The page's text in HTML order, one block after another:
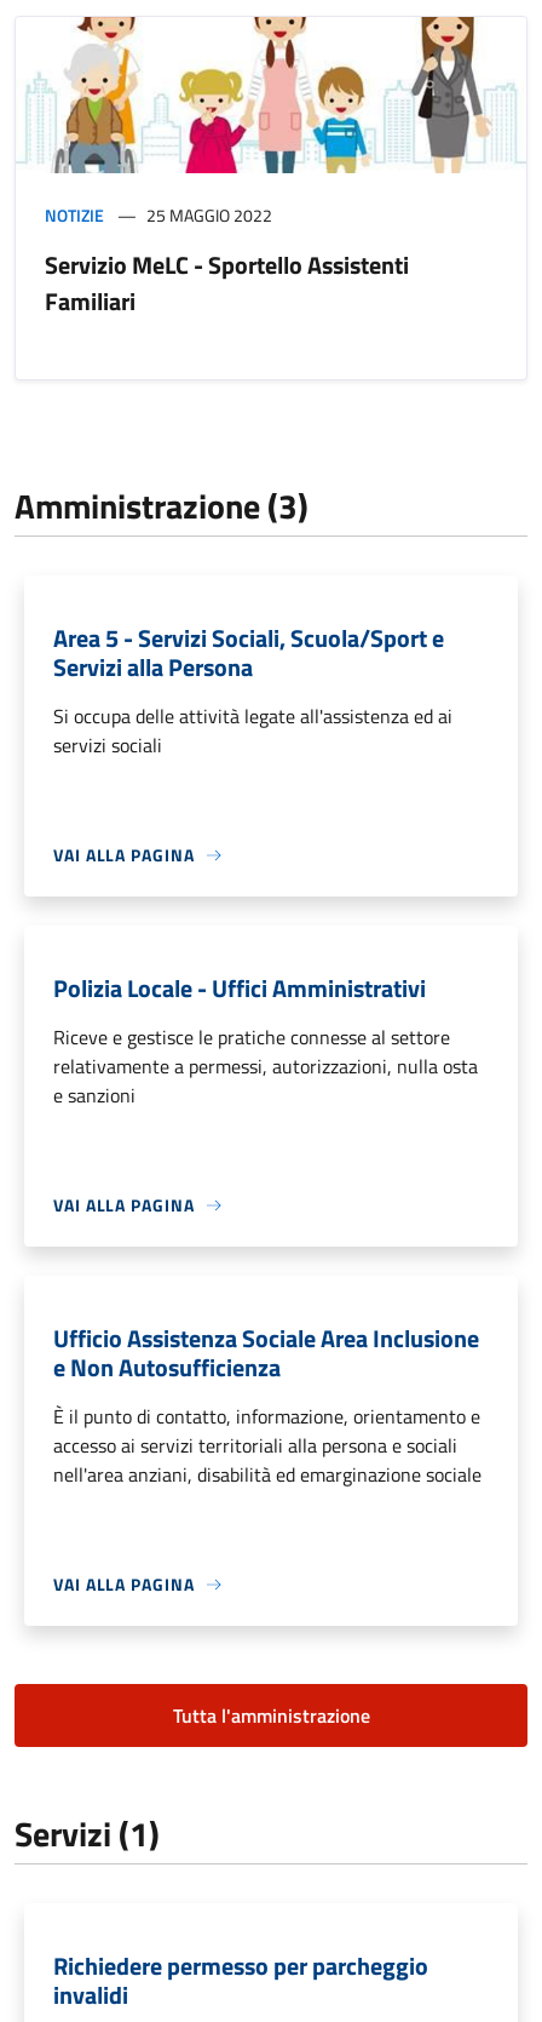
NOTIZIE 25 MAGGIO 2022
Servizio MeLC - Sportello Assistenti
Familiari
Amministrazione (3)
Area 5 - Servizi Sociali, Scuola/Sport e
Servizi alla Persona
Si occupa delle attività legate all'assistenza ed ai
servizi sociali
VAI ALLA PAGINA
Polizia Locale - Uffici Amministrativi
Riceve e gestisce le pratiche connesse al settore
relativamente a permessi, autorizzazioni, nulla osta
e sanzioni
VAI ALLA PAGINA
Ufficio Assistenza Sociale Area Inclusione
e Non Autosufficienza
È il punto di contatto, informazione, orientamento e
accesso ai servizi territoriali alla persona e sociali
nell'area anziani, disabilità ed emarginazione sociale
VAI ALLA PAGINA
Tutta l'amministrazione
Servizi (1)
Richiedere permesso per parcheggio
invalidi